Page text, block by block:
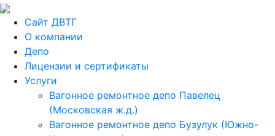
Сайт ДВТГ
О компании
Депо
Лицензии и сертификаты
Услуги
Вагонное ремонтное депо Павелец
(Московская ж.д.)
Вагонное ремонтное депо Бузулук (Южно-